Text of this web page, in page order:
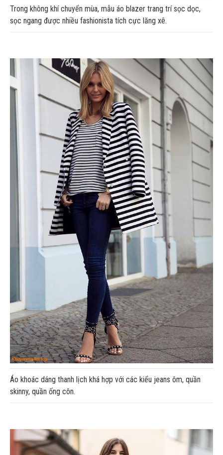
Trong không khí chuyển mùa, mẫu áo blazer trang trí sọc dọc,
sọc ngang được nhiều fashionista tích cực lăng xê.
Áo khoác dáng thanh lịch khá hợp với các kiểu jeans ôm, quần
skinny, quần ống côn.